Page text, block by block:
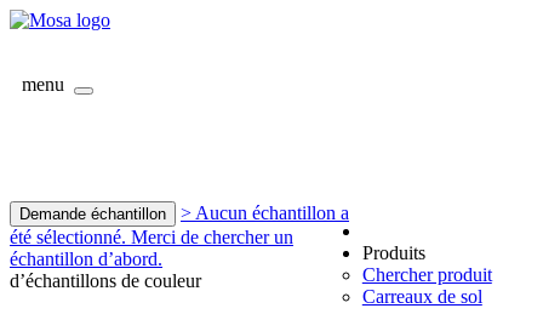
menu
Demande échantillon
> Aucun échantillon a
été sélectionné. Merci de chercher un
échantillon d’abord.
d’échantillons de couleur
Produits
Chercher produit
Carreaux de sol